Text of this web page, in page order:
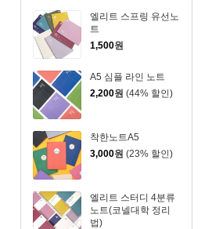
엘리트 스프링 유선노
트
1,500원
A5 심플 라인 노트
2,200원 (44% 할인)
착한노트A5
3,000원 (23% 할인)
엘리트 스터디 4분류
노트(코넬대학 정리
법)